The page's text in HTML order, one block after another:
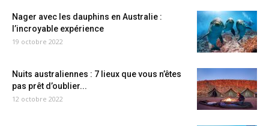
Nager avec les dauphins en Australie :
l’incroyable expérience
19 octobre 2022
Nuits australiennes : 7 lieux que vous n’êtes
pas prêt d’oublier...
12 octobre 2022